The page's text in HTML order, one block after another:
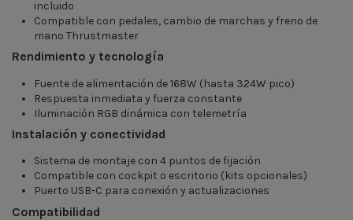
incluido
Compatible con pedales, cambio de marchas y freno de
mano Thrustmaster
Rendimiento y tecnología
Fuente de alimentación de 168W (hasta 324W pico)
Respuesta inmediata y fuerza constante
Iluminación RGB dinámica con telemetría
Instalación y conectividad
Sistema de montaje con 4 puntos de fijación
Compatible con cockpit o escritorio (kits opcionales)
Puerto USB-C para conexión y actualizaciones
Compatibilidad